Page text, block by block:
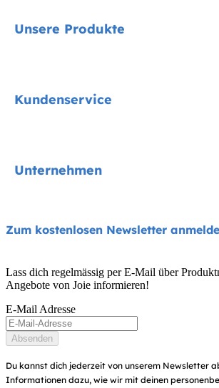
Unsere Produkte
Hochstühle
Reise- und Beistellbetten
Babytragen
Kundenservice
Garantie
Benutzerhandbuch
Seitenübersicht
Unternehmen
Über uns
Auszeichnungen
Händlersuche
Produktregistrierung
Zum kostenlosen Newsletter
Lass dich regelmässig per E-Mail über
Angebote von Joie informieren!
E-Mail Adresse
Absenden
Du kannst dich jederzeit von unserem Newsletter
Informationen dazu, wie wir mit deinen